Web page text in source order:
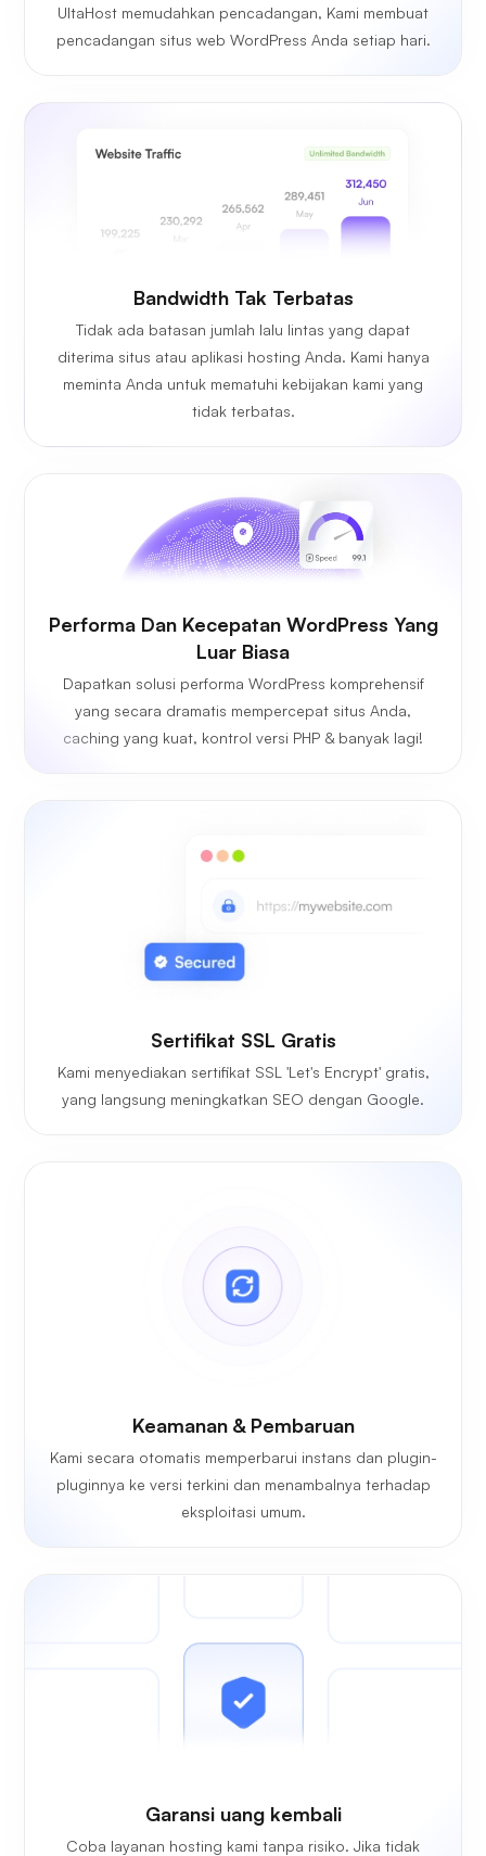
UltaHost memudahkan pencadangan, Kami membuat
pencadangan situs web WordPress Anda setiap hari.
Bandwidth Tak Terbatas
Tidak ada batasan jumlah lalu lintas yang dapat
diterima situs atau aplikasi hosting Anda. Kami hanya
meminta Anda untuk mematuhi kebijakan kami yang
tidak terbatas.
Performa Dan Kecepatan WordPress Yang
Luar Biasa
Dapatkan solusi performa WordPress komprehensif
yang secara dramatis mempercepat situs Anda,
caching yang kuat, kontrol versi PHP & banyak lagi!
Sertifikat SSL Gratis
Kami menyediakan sertifikat SSL 'Let's Encrypt' gratis,
yang langsung meningkatkan SEO dengan Google.
Keamanan & Pembaruan
Kami secara otomatis memperbarui instans dan plugin-
pluginnya ke versi terkini dan menambalnya terhadap
eksploitasi umum.
Garansi uang kembali
Coba layanan hosting kami tanpa risiko. Jika tidak